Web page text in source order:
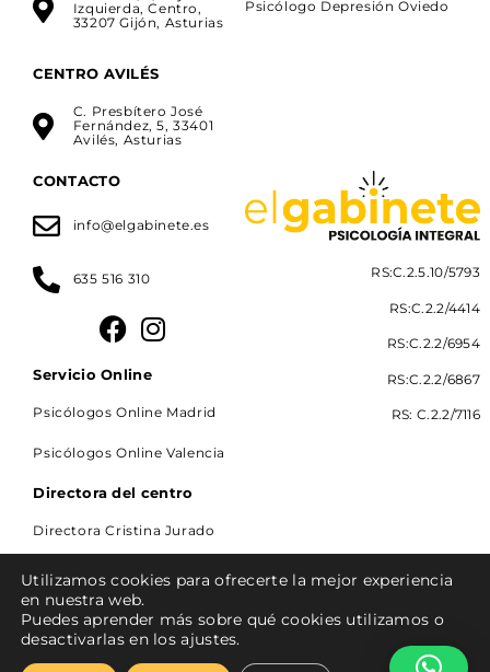
Izquierda, Centro,
33207 Gijón, Asturias
CENTRO AVILÉS
C. Presbítero José
Fernández, 5, 33401
Avilés, Asturias
Psicólogo Depresión Oviedo
CONTACTO
info@elgabinete.es
635 516 310
Servicio Online
Psicólogos Online Madrid
Psicólogos Online Valencia
Directora del centro
Directora Cristina Jurado
RS:C.2.5.10/5793
RS:C.2.2/4414
RS:C.2.2/6954
RS:C.2.2/6867
RS: C.2.2/7116
Aviso legal Política de privacidad
Utilizamos cookies para ofrecerte la mejor experiencia
en nuestra web.
Puedes aprender más sobre qué cookies utilizamos o
desactivarlas en los ajustes.